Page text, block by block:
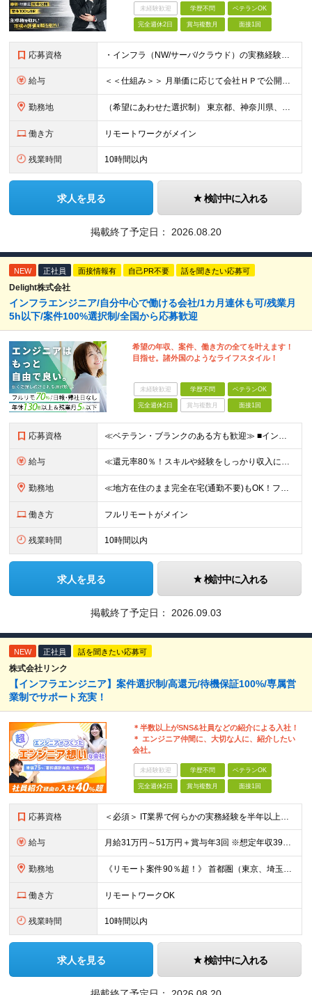
未経験歓迎 学歴不問 ベテランOK
完全週休2日 賞与複数月 面接1回
応募資格 ・インフラ（NW/サーバ/クラウド）の実務経験をお持ちの方（目安：1年以上は全員面接確定） ・インフラに興味がある未経験の方 ・学歴不問 ■ こんな方を歓迎します ・IaC（Terraform等）
給与 ＜＜仕組み＞＞ 月単価に応じて会社ＨＰで公開しているテーブルにもとづき毎月決定されます！ https://www.tech4u.dev/payroll ＜＜実績＞＞ 平均年収実績：590万円 ＜＜
勤務地 （希望にあわせた選択制） 東京都、神奈川県、埼玉県、千葉県、大阪府、兵庫県、京都府、愛知県、福岡県の各プロジェクト先 ・フル／ハイブリッドリモート案件あり ・転勤なし ・U・Iターンも歓迎＆支援可能
働き方 リモートワークがメイン
残業時間 10時間以内
求人を見る 検討中に入れる
掲載終了予定日： 2026.08.20
NEW 正社員 面接情報有 自己PR不要 話を聞きたい応募可
Delight株式会社
インフラエンジニア/自分中心で働ける会社/1カ月連休も可/残業月
5h以下/案件100%選択制/全国から応募歓迎
希望の年収、案件、働き方の全てを叶えます！
目指せ。諸外国のようなライフスタイル！
未経験歓迎 学歴不問 ベテランOK
完全週休2日 賞与複数月 面接1回
応募資格 ≪ベテラン・ブランクのある方も歓迎≫ ■インフラエンジニアとしての実務経験をお持ちの方(運用・保守のみやオンプレミスのみの経験でもOK) ■学歴不問 ≪こんな方はぜひご応募ください≫ □ワークライフ
給与 ≪還元率80％！スキルや経験をしっかり収入に反映します≫ 年俸530万円以上＋業績賞与 ※スキル・経験を考慮の上、優遇いたします ※上記年俸を12分割し、月1回支給します ※上記年俸には固定残業代
勤務地 ≪地方在住のまま完全在宅(通勤不要)もOK！フルリモート7割、ハイブリッド2割！≫ ご自宅でのリモートワーク、または東京都、神奈川、埼玉、千葉を中心とするお客様先での勤務 ■本社アクセス 東京都豊島
働き方 フルリモートがメイン
残業時間 10時間以内
求人を見る 検討中に入れる
掲載終了予定日： 2026.09.03
NEW 正社員 話を聞きたい応募可
株式会社リンク
【インフラエンジニア】案件選択制/高還元/待機保証100%/専属営
業制でサポート充実！
＊半数以上がSNS&社員などの紹介による入社！
＊ エンジニア仲間に、大切な人に、紹介したい
会社。
未経験歓迎 学歴不問 ベテランOK
完全週休2日 賞与複数月 面接1回
応募資格 ＜必須＞ IT業界で何らかの実務経験を半年以上お持ちの方（使用言語不問） ＜こんなご希望があれば、ぜひ当社にご相談ください＞ ◎ スキルや成果にしっかり見合った給与を受け取りたい ◎ 残業を
給与 月給31万円～51万円＋賞与年3回 ※想定年収394万円～1,032万円 ★年間300万円の賞与実績あり ★平均昇給額3万円 ★エンジニアへの還元率75％（実質78.9%） ※経験・能力を考慮し
勤務地 《リモート案件90％超！》 首都圏（東京、埼玉、千葉、神奈川）、大阪、名古屋、福岡のプロジェクト先やリモートでの勤務となります。 ※面接から入社まで全てオンラインで完結できます！ ※帰社日自
働き方 リモートワークOK
残業時間 10時間以内
求人を見る 検討中に入れる